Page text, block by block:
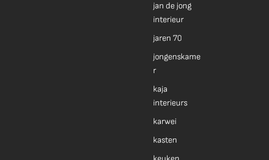
jan de jong
interieur
jaren 70
jongenskame
r
kaja
interieurs
karwei
kasten